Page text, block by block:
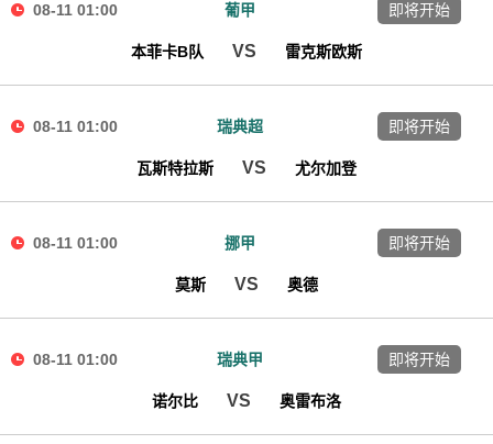
08-11 01:00 葡甲
本菲卡B队 VS 雷克斯欧斯
即将开始
08-11 01:00 瑞典超
瓦斯特拉斯 VS 尤尔加登
即将开始
08-11 01:00 挪甲
莫斯 VS 奥德
即将开始
08-11 01:00 瑞典甲
诺尔比 VS 奥雷布洛
即将开始